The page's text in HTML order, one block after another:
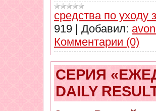
средства по уходу
919 | Добавил:
Комментарии (0)
СЕРИЯ
DAILY